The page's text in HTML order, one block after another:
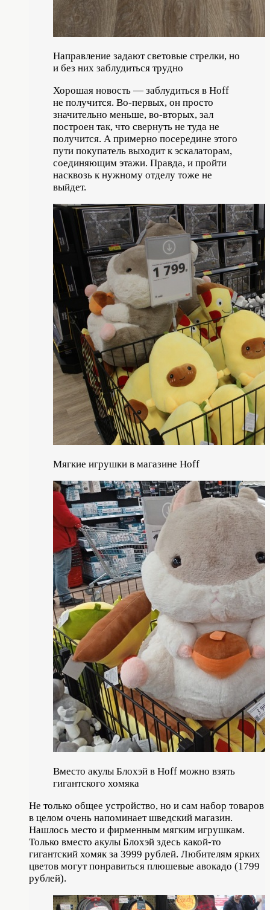
Направление задают световые стрелки, но
и без них заблудиться трудно
Хорошая новость — заблудиться в Hoff
не получится. Во-первых, он просто
значительно меньше, во-вторых, зал
построен так, что свернуть не туда не
получится. А примерно посередине этого
пути покупатель выходит к эскалаторам,
соединяющим этажи. Правда, и пройти
насквозь к нужному отделу тоже не
выйдет.
Мягкие игрушки в магазине Hoff
Вместо акулы Блохэй в Hoff можно взять
гигантского хомяка
Не только общее устройство, но и сам набор товаров
в целом очень напоминает шведский магазин.
Нашлось место и фирменным мягким игрушкам.
Только вместо акулы Блохэй здесь какой-то
гигантский хомяк за 3999 рублей. Любителям ярких
цветов могут понравиться плюшевые авокадо (1799
рублей).